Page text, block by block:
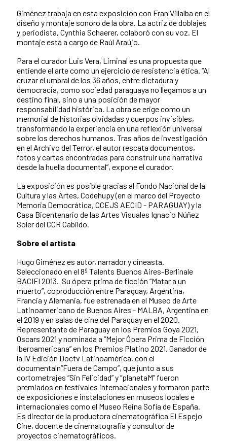
Giménez trabaja en esta exposición con Fran Villalba en el
diseño y montaje sonoro de la obra. La actriz de doblajes
y periodista, Cynthia Schaerer, colaboró con su voz. El
montaje está a cargo de Raúl Araújo.
Para el curador Luis Vera, Liminal es una propuesta que
entiende el arte como un ejercicio de resistencia ética. “Al
cruzar el umbral de los 36 años, entre dictadura y
democracia, como sociedad paraguaya no llegamos a un
destino final, sino a una posición de mayor
responsabilidad histórica. La obra se erige como un
memorial de historias olvidadas y cuerpos invisibles,
transformando la experiencia en una reflexión universal
sobre los derechos humanos. Tras años de investigación
en el Archivo del Terror, el autor rescata documentos,
fotos y cartas encontradas para construir una narrativa
desde la huella documental”, expone el curador.
La exposición es posible gracias al Fondo Nacional de la
Cultura y las Artes, Codehupy (en el marco del Proyecto
Memoria Democrática, CCEJS AECID - PARAGUAY) y la
Casa Bicentenario de las Artes Visuales Ignacio Núñez
Soler del CCR Cabildo.
Sobre el artista
Hugo Giménez es autor, narrador y cineasta.
Seleccionado en el 8º Talents Buenos Aires-Berlinale
BACIFI 2013. Su ópera prima de ficción “Matar a un
muerto”, coproducción entre Paraguay, Argentina,
Francia y Alemania, fue estrenada en el Museo de Arte
Latinoamericano de Buenos Aires - MALBA, Argentina en
el 2019 y en salas de cine del Paraguay en el 2020.
Representante de Paraguay en los Premios Goya 2021,
Oscars 2021 y nominada a “Mejor Ópera Prima de Ficción
Iberoamericana” en los Premios Platino 2021. Ganador de
la IV Edición Doctv Latinoamérica, con el
documentaln“Fuera de Campo”, que junto a sus
cortometrajes “Sin Felicidad” y “planetaM” fueron
premiados en festivales internacionales y formaron parte
de exposiciones e instalaciones en museos locales e
internacionales como el Museo Reina Sofía de España.
Es director de la productora cinematográfica El Espejo
Cine, docente de cinematografía y consultor de
proyectos cinematográficos.